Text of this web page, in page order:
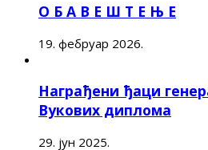
О Б А В Е Ш Т Е Њ Е
19. фебруар 2026.
Награђени ђаци
Вукових диплома
29. јун 2025.